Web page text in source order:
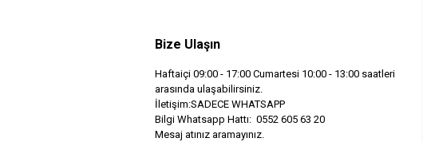
Bize Ulaşın
Haftaiçi 09:00 - 17:00 Cumartesi 10:00 - 13:00 saatleri
arasında ulaşabilirsiniz.
İletişim:SADECE WHATSAPP
Bilgi Whatsapp Hattı: 0552 605 63 20
Mesaj atınız aramayınız.